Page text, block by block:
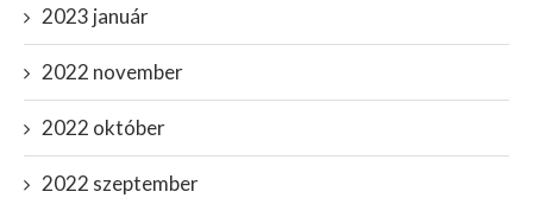
2023 január
2022 november
2022 október
2022 szeptember